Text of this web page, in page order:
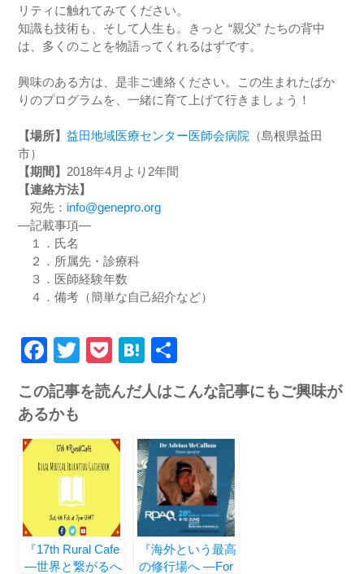
リティに触れてみてください。
知識も技術も、そして人生も。きっと “親父” たちの背中
は、多くのことを物語ってくれるはずです。
興味のある方は、是非ご連絡ください。この生まれたばか
りのプログラムを、一緒に育て上げて行きましょう！
【場所】益田地域医療センター医師会病院 （島根県益田
市）
【期間】 2018年4月より2年間
【連絡方法】
宛先： info@genepro.org
―記載事項―
１．氏名
２．所属先・診療科
３．医師経験年数
４．備考（簡単な自己紹介など）
Facebook
Twitter
PocketHatena
この記事を読んだ人はこんな記事にもご興味が
あるかも
『17th Rural Cafe
―世界と繋がるへ
『海外という最高
の修行場へ ―For